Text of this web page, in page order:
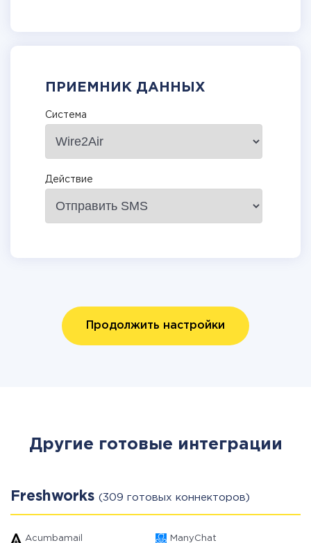
ПРИЕМНИК ДАННЫХ
Система
Действие
Продолжить настройки
Другие готовые интеграции
Freshworks (309 готовых коннекторов)
Acumbamail ManyChat